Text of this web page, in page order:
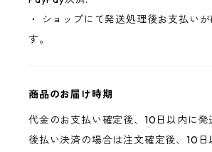
・ ショップにて発送処理後お支払い
す。
商品のお届け時期
代金のお支払い確定後、10日以内に発
後払い決済の場合は注文確定後、10日